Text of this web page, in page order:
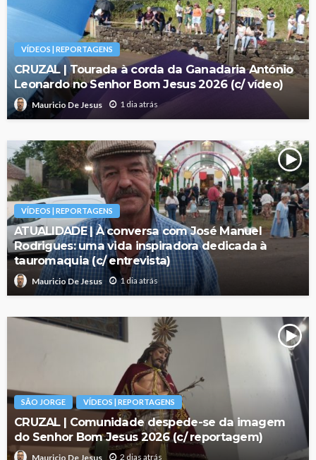
VÍDEOS | REPORTAGENS
CRUZAL | Tourada à corda da Ganadaria António
Leonardo no Senhor Bom Jesus 2026 (c/ vídeo)
Mauricio De Jesus 1 dia atrás
VÍDEOS | REPORTAGENS
ATUALIDADE | À conversa com José Manuel
Rodrigues: uma vida inspiradora dedicada à
tauromaquia (c/ entrevista)
Mauricio De Jesus 1 dia atrás
SÃO JORGE VÍDEOS | REPORTAGENS
CRUZAL | Comunidade despede-se da imagem
do Senhor Bom Jesus 2026 (c/ reportagem)
Mauricio De Jesus 2 dias atrás